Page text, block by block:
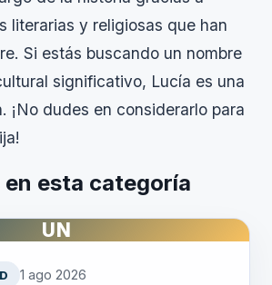
literarias y religiosas que han
Si estás buscando un nombre
significativo, Lucía es una
¡No dudes en considerarlo para
esta categoría
UN
1 ago 2026